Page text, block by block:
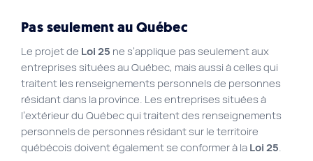
Pas seulement au Québec
Le projet de Loi 25 ne s’applique pas seulement aux
entreprises situées au Québec, mais aussi à celles qui
traitent les renseignements personnels de personnes
résidant dans la province. Les entreprises situées à
l’extérieur du Québec qui traitent des renseignements
personnels de personnes résidant sur le territoire
québécois doivent également se conformer à la Loi 25.